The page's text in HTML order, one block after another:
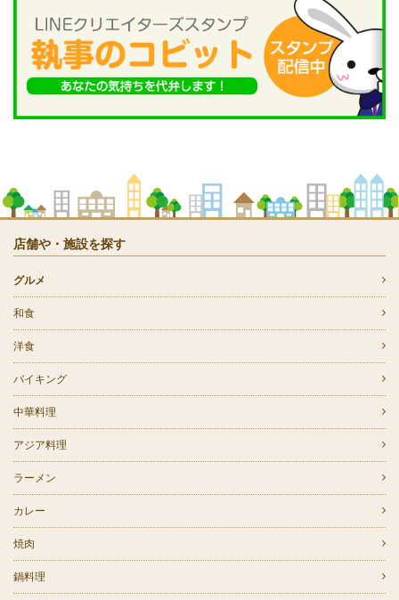
店舗や・施設を探す
グルメ
和食
洋食
バイキング
中華料理
アジア料理
ラーメン
カレー
焼肉
鍋料理